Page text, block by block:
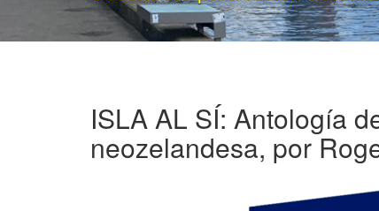
ISLA AL SÍ: Antología
neozelandesa, por